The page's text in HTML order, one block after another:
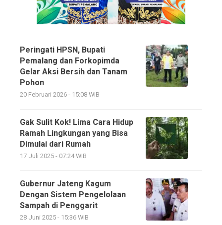
Peringati HPSN, Bupati
Pemalang dan Forkopimda
Gelar Aksi Bersih dan Tanam
Pohon
20 Februari 2026 - 15:08 WIB
Gak Sulit Kok! Lima Cara Hidup
Ramah Lingkungan yang Bisa
Dimulai dari Rumah
17 Juli 2025 - 07:24 WIB
Gubernur Jateng Kagum
Dengan Sistem Pengelolaan
Sampah di Penggarit
28 Juni 2025 - 15:36 WIB